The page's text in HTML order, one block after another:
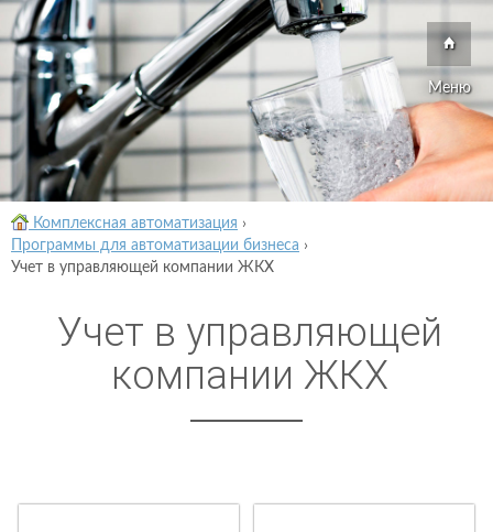
Меню
Комплексная автоматизация ›
Программы для автоматизации бизнеса ›
Учет в управляющей компании ЖКХ
Учет в управляющей
компании ЖКХ